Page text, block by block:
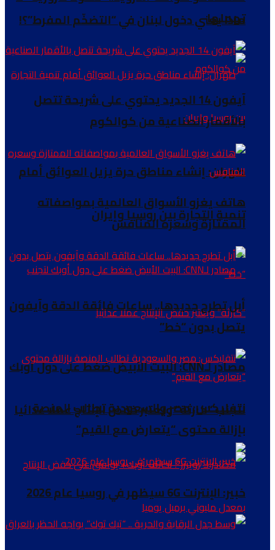
ماذا يعني دخول لبنان في “التضخّم المفرط”؟!
طهران: إنشاء مناطق حرة يزيل العوائق أمام
تنمية التجارة بین روسيا وإيران
مصادر لـCNN: البيت الأبيض ضغط على دول أوبك
لتجنب “كارثة” ويعتبر خفض الإنتاج عملا عدائيا
تهملها
آيفون 14 الجديد يحتوي على شريحة تتصل
بالأقمار الصناعية من كوالكوم
هاتف يغزو الأسواق العالمية بمواصفاته
الممتازة وسعره المنافس
أبل تطرح جديدها.. ساعات فائقة الدقة وآيفون
يتصل بدون “خط”
نتفليكس: مصر والسعودية تطالب المنصة
بإزالة محتوى “يتعارض مع القيم”
خبير: الإنترنت 6G سيظهر في روسيا عام 2026